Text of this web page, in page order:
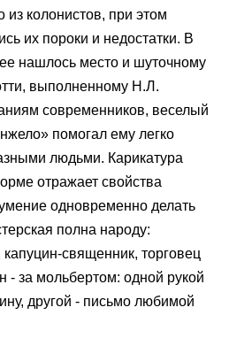
из колонистов, при этом
их пороки и недостатки. В
нашлось место и шуточному
выполненному Н.Л.
современников, веселый
помогал ему легко
людьми. Карикатура
отражает свойства
одновременно делать
полна народу:
священник, торговец
за мольбертом: одной рукой
другой - письмо любимой